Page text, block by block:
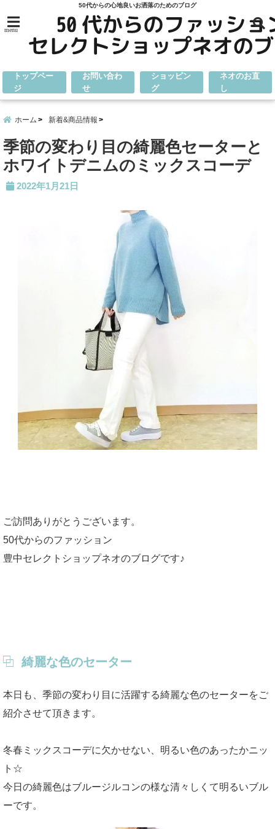
50代からの心地良いお洒落のためのブログ
menu
トップペー
ジ
お問い合わ
せ
ショッピン
グ
ネオのお直
し
ホーム 新着&商品情報
季節の変わり目の綺麗色セーターと
ホワイトデニムのミックスコーデ
2022年1月21日
ご訪問ありがとうございます。
50代からのファッション
豊中セレクトショップネオのブログです♪
綺麗な色のセーター
本日も、季節の変わり目に活躍する綺麗な色のセーターをご
紹介させて頂きます。
冬春ミックスコーデに欠かせない、明るい色のあったかニッ
ト☆
今日の綺麗色はブルージルコンの様な清々しくて明るいブル
ーです。